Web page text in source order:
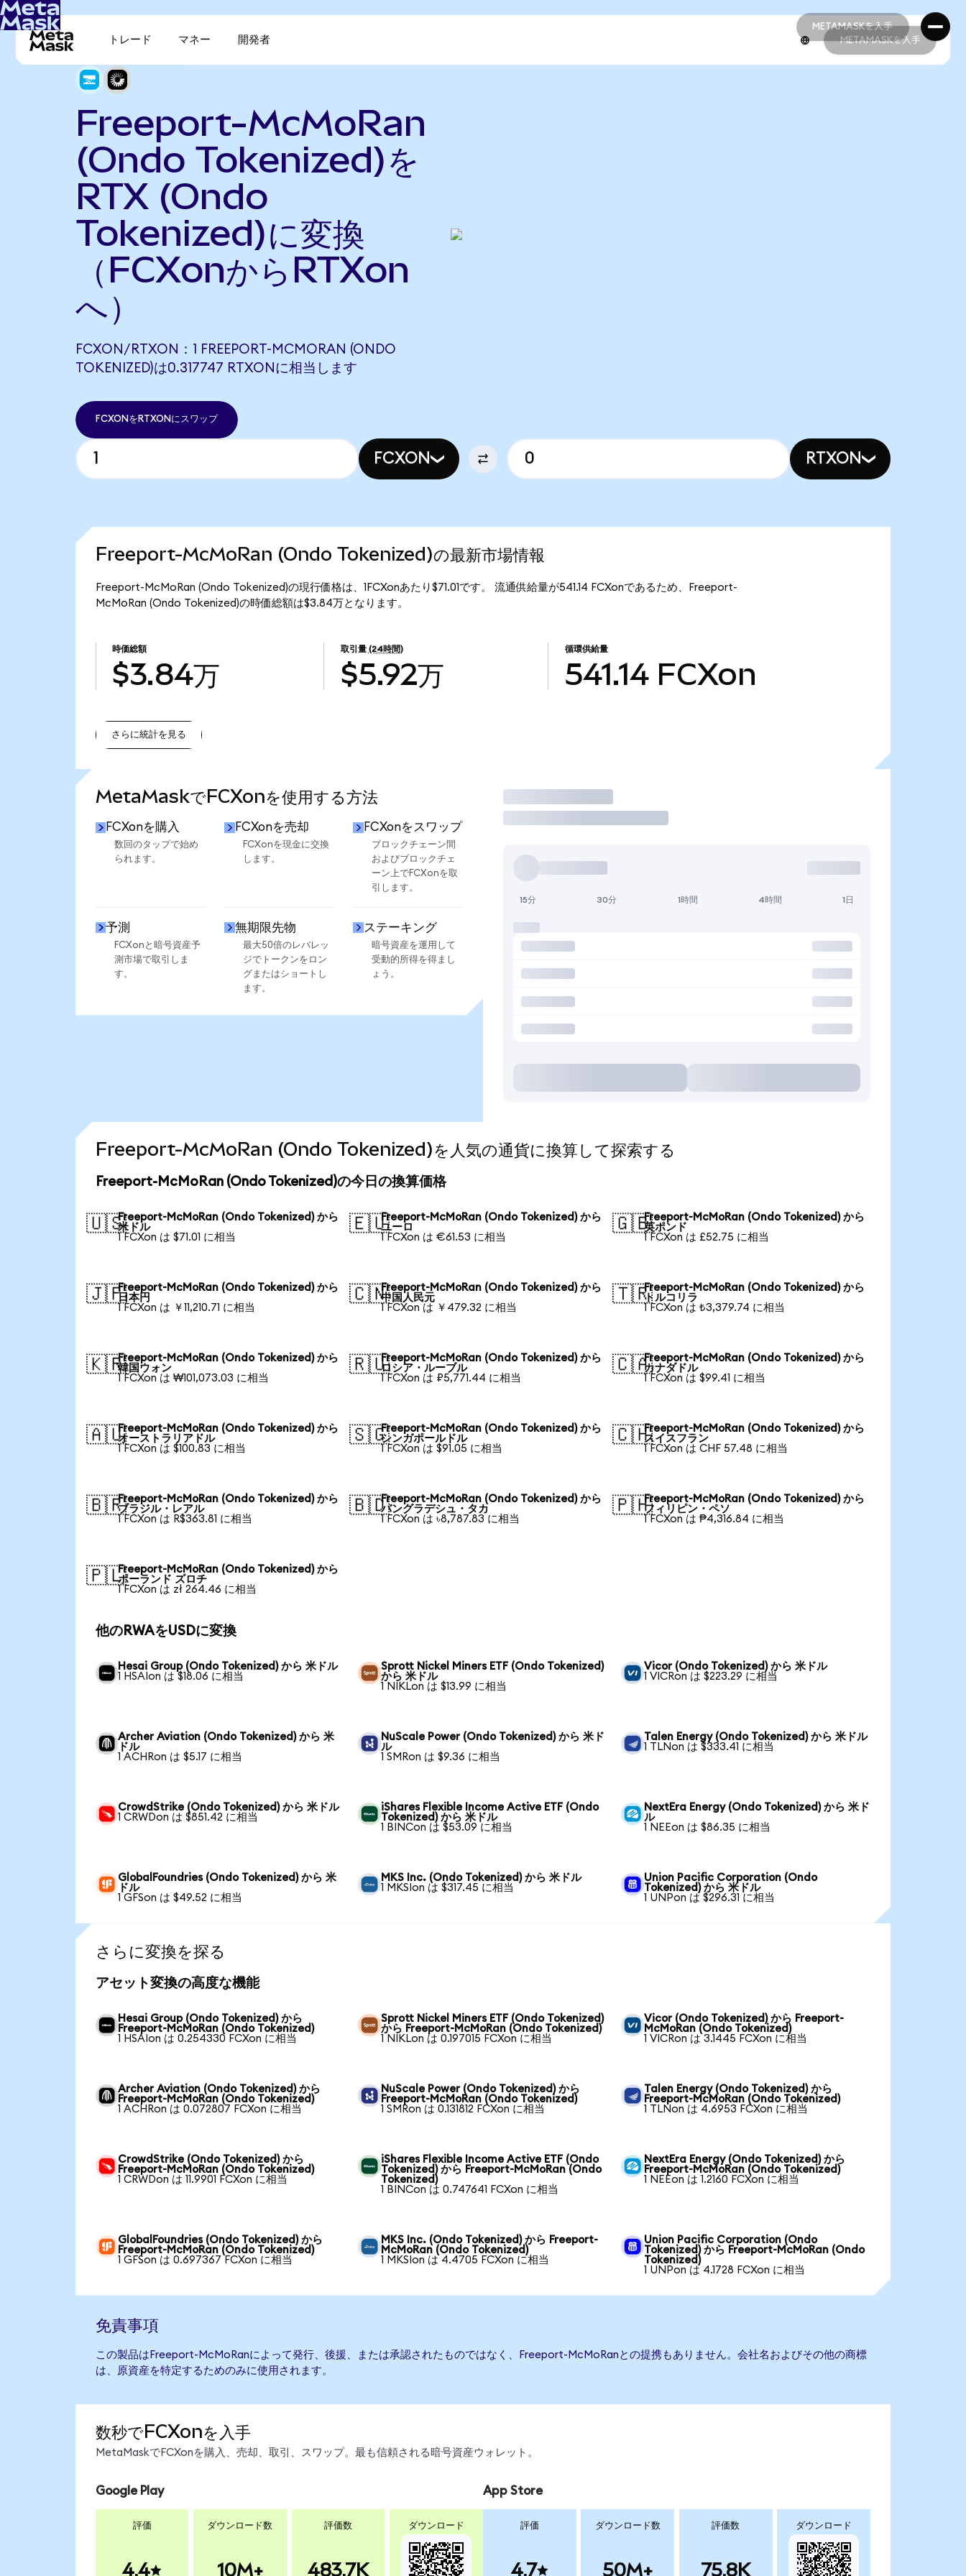
METAMASKを入手
METAMASKを入手
トレード マネー 開発者 METAMASKを入手
Freeport-McMoRan
(Ondo Tokenized)を
RTX (Ondo
Tokenized)に変換
（FCXonからRTXon
へ）
FCXON/RTXON：1 FREEPORT-MCMORAN (ONDO
TOKENIZED)は0.317747 RTXONに相当します
FCXONをRTXONにスワップ
FCXON RTXON
Freeport-McMoRan (Ondo Tokenized)の最新市場情報
Freeport-McMoRan (Ondo Tokenized)の現行価格は、1FCXonあたり$71.01です。 流通供給量が541.14 FCXonであるため、Freeport-
McMoRan (Ondo Tokenized)の時価総額は$3.84万となります。
時価総額
$3.84万
取引量 (24時間)
$5.92万
循環供給量
541.14 FCXon
さらに統計を見る
MetaMaskでFCXonを使用する方法
FCXonを購入
数回のタップで始め
られます。
FCXonを売却
FCXonを現金に交換
します。
FCXonをスワップ
ブロックチェーン間
およびブロックチェ
ーン上でFCXonを取
引します。
予測
FCXonと暗号資産予
測市場で取引しま
す。
無期限先物
最大50倍のレバレッ
ジでトークンをロン
グまたはショートし
ます。
ステーキング
暗号資産を運用して
受動的所得を得まし
ょう。
取引
15分 30分 1時間 4時間 1日
Freeport-McMoRan (Ondo Tokenized)を人気の通貨に換算して探索する
Freeport-McMoRan (Ondo Tokenized)の今日の換算価格
🇺🇸Freeport-McMoRan (Ondo Tokenized) から
米ドル
1 FCXon は $71.01 に相当
🇪🇺Freeport-McMoRan (Ondo Tokenized) から
ユーロ
1 FCXon は €61.53 に相当
🇬🇧Freeport-McMoRan (Ondo Tokenized) から
英ポンド
1 FCXon は £52.75 に相当
🇯🇵Freeport-McMoRan (Ondo Tokenized) から
日本円
1 FCXon は ￥11,210.71 に相当
🇨🇳Freeport-McMoRan (Ondo Tokenized) から
中国人民元
1 FCXon は ￥479.32 に相当
🇹🇷Freeport-McMoRan (Ondo Tokenized) から
トルコリラ
1 FCXon は ₺3,379.74 に相当
🇰🇷Freeport-McMoRan (Ondo Tokenized) から
韓国ウォン
1 FCXon は ₩101,073.03 に相当
🇷🇺Freeport-McMoRan (Ondo Tokenized) から
ロシア・ルーブル
1 FCXon は ₽5,771.44 に相当
🇨🇦Freeport-McMoRan (Ondo Tokenized) から
カナダドル
1 FCXon は $99.41 に相当
🇦🇺Freeport-McMoRan (Ondo Tokenized) から
オーストラリアドル
1 FCXon は $100.83 に相当
🇸🇬Freeport-McMoRan (Ondo Tokenized) から
シンガポールドル
1 FCXon は $91.05 に相当
🇨🇭Freeport-McMoRan (Ondo Tokenized) から
スイスフラン
1 FCXon は CHF 57.48 に相当
🇧🇷Freeport-McMoRan (Ondo Tokenized) から
ブラジル・レアル
1 FCXon は R$363.81 に相当
🇧🇩Freeport-McMoRan (Ondo Tokenized) から
バングラデシュ・タカ
1 FCXon は ৳8,787.83 に相当
🇵🇭Freeport-McMoRan (Ondo Tokenized) から
フィリピン・ペソ
1 FCXon は ₱4,316.84 に相当
🇵🇱Freeport-McMoRan (Ondo Tokenized) から
ポーランド ズロチ
1 FCXon は zł 264.46 に相当
他のRWAをUSDに変換
Hesai Group (Ondo Tokenized) から 米ドル
1 HSAIon は $18.06 に相当
Sprott Nickel Miners ETF (Ondo Tokenized)
から 米ドル
1 NIKLon は $13.99 に相当
Vicor (Ondo Tokenized) から 米ドル
1 VICRon は $223.29 に相当
Archer Aviation (Ondo Tokenized) から 米
ドル
1 ACHRon は $5.17 に相当
NuScale Power (Ondo Tokenized) から 米ド
ル
1 SMRon は $9.36 に相当
Talen Energy (Ondo Tokenized) から 米ドル
1 TLNon は $333.41 に相当
CrowdStrike (Ondo Tokenized) から 米ドル
1 CRWDon は $851.42 に相当
iShares Flexible Income Active ETF (Ondo
Tokenized) から 米ドル
1 BINCon は $53.09 に相当
NextEra Energy (Ondo Tokenized) から 米ド
ル
1 NEEon は $86.35 に相当
GlobalFoundries (Ondo Tokenized) から 米
ドル
1 GFSon は $49.52 に相当
MKS Inc. (Ondo Tokenized) から 米ドル
1 MKSIon は $317.45 に相当
Union Pacific Corporation (Ondo
Tokenized) から 米ドル
1 UNPon は $296.31 に相当
さらに変換を探る
アセット変換の高度な機能
Hesai Group (Ondo Tokenized) から
Freeport-McMoRan (Ondo Tokenized)
1 HSAIon は 0.254330 FCXon に相当
Sprott Nickel Miners ETF (Ondo Tokenized)
から Freeport-McMoRan (Ondo Tokenized)
1 NIKLon は 0.197015 FCXon に相当
Vicor (Ondo Tokenized) から Freeport-
McMoRan (Ondo Tokenized)
1 VICRon は 3.1445 FCXon に相当
Archer Aviation (Ondo Tokenized) から
Freeport-McMoRan (Ondo Tokenized)
1 ACHRon は 0.072807 FCXon に相当
NuScale Power (Ondo Tokenized) から
Freeport-McMoRan (Ondo Tokenized)
1 SMRon は 0.131812 FCXon に相当
Talen Energy (Ondo Tokenized) から
Freeport-McMoRan (Ondo Tokenized)
1 TLNon は 4.6953 FCXon に相当
CrowdStrike (Ondo Tokenized) から
Freeport-McMoRan (Ondo Tokenized)
1 CRWDon は 11.9901 FCXon に相当
iShares Flexible Income Active ETF (Ondo
Tokenized) から Freeport-McMoRan (Ondo
Tokenized)
1 BINCon は 0.747641 FCXon に相当
NextEra Energy (Ondo Tokenized) から
Freeport-McMoRan (Ondo Tokenized)
1 NEEon は 1.2160 FCXon に相当
GlobalFoundries (Ondo Tokenized) から
Freeport-McMoRan (Ondo Tokenized)
1 GFSon は 0.697367 FCXon に相当
MKS Inc. (Ondo Tokenized) から Freeport-
McMoRan (Ondo Tokenized)
1 MKSIon は 4.4705 FCXon に相当
Union Pacific Corporation (Ondo
Tokenized) から Freeport-McMoRan (Ondo
Tokenized)
1 UNPon は 4.1728 FCXon に相当
免責事項
この製品はFreeport-McMoRanによって発行、後援、または承認されたものではなく、Freeport-McMoRanとの提携もありません。会社名およびその他の商標
は、原資産を特定するためのみに使用されます。
数秒でFCXonを入手
MetaMaskでFCXonを購入、売却、取引、スワップ。最も信頼される暗号資産ウォレット。
Google Play
評価
4.4
ダウンロード数
10M+
評価数
483.7K
ダウンロード
App Store
評価
4.7
ダウンロード数
50M+
評価数
75.8K
ダウンロード